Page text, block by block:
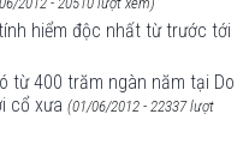
hiểm độc nhất từ trước tới
từ 400 trăm ngàn năm tại Do
cổ xưa (01/06/2012 - 22337 lượt